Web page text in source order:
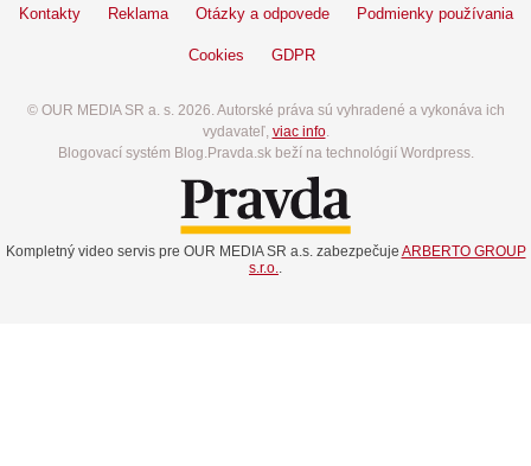
Kontakty Reklama Otázky a odpovede Podmienky používania
Cookies GDPR
© OUR MEDIA SR a. s. 2026. Autorské práva sú vyhradené a vykonáva ich
vydavateľ, viac info.
Blogovací systém Blog.Pravda.sk beží na technológií Wordpress.
Kompletný video servis pre OUR MEDIA SR a.s. zabezpečuje ARBERTO GROUP
s.r.o..